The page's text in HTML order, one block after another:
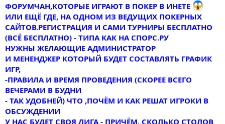
ФОРУМЧАН,КОТОРЫЕ ИГРАЮТ В ПОКЕР В ИНЕТЕ
ИЛИ ЕЩЁ ГДЕ, НА ОДНОМ ИЗ ВЕДУЩИХ ПОКЕРНЫХ
САЙТОВ.РЕГИСТРАЦИЯ И САМИ ТУРНИРЫ БЕСПЛАТНО
(ВСЁ БЕСПЛАТНО) - ТИПА КАК НА СПОРС.РУ
НУЖНЫ ЖЕЛАЮЩИЕ АДМИНИСТРАТОР
И МЕНЕНДЖЕР КОТОРЫЙ БУДЕТ СОСТАВЛЯТЬ ГРАФИК
ИГР,
-ПРАВИЛА И ВРЕМЯ ПРОВЕДЕНИЯ (СКОРЕЕ ВСЕГО
ВЕЧЕРАМИ В БУДНИ
- ТАК УДОБНЕЙ) ЧТО ,ПОЧЁМ И КАК РЕШАТ ИГРОКИ В
ОБСУЖДЕНИИ
У НАС БУДЕТ СВОЯ ЛИГА - ПРИЧЁМ, СКОЛЬКО СТОЛОВ